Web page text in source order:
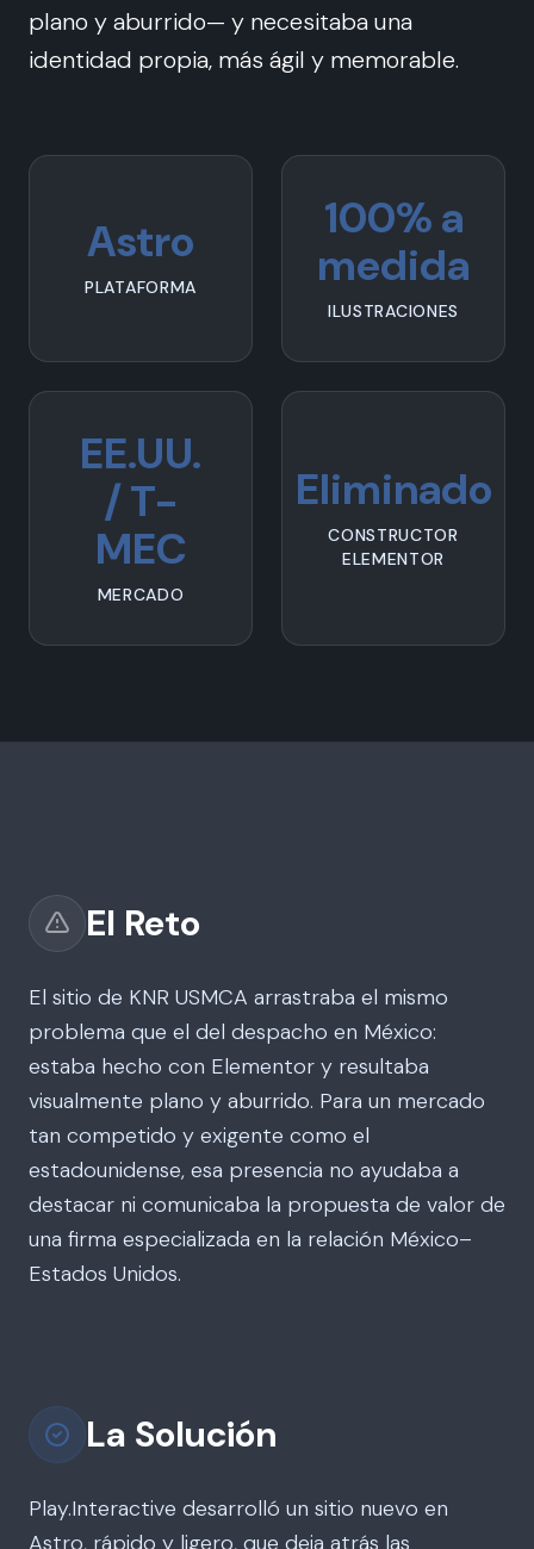
plano y aburrido— y necesitaba una
identidad propia, más ágil y memorable.
Astro
PLATAFORMA
100% a
medida
ILUSTRACIONES
EE.UU.
/ T-
MEC
MERCADO
Eliminado
CONSTRUCTOR
ELEMENTOR
El Reto
El sitio de KNR USMCA arrastraba el mismo
problema que el del despacho en México:
estaba hecho con Elementor y resultaba
visualmente plano y aburrido. Para un mercado
tan competido y exigente como el
estadounidense, esa presencia no ayudaba a
destacar ni comunicaba la propuesta de valor de
una firma especializada en la relación México–
Estados Unidos.
La Solución
Play.Interactive desarrolló un sitio nuevo en
Astro, rápido y ligero, que deja atrás las